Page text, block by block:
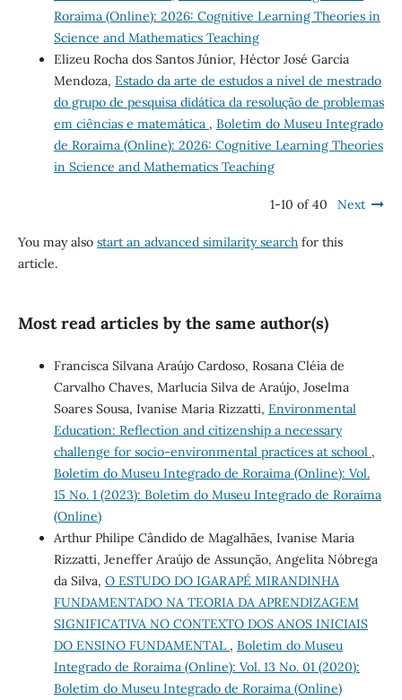
Roraima (Online): 2026: Cognitive Learning Theories in
Science and Mathematics Teaching
Elizeu Rocha dos Santos Júnior, Héctor José García
Mendoza, Estado da arte de estudos a nível de mestrado
do grupo de pesquisa didática da resolução de problemas
em ciências e matemática , Boletim do Museu Integrado
de Roraima (Online): 2026: Cognitive Learning Theories
in Science and Mathematics Teaching
1-10 of 40 Next
You may also start an advanced similarity searchfor this
article.
Most read articles by the same author(s)
Francisca Silvana Araújo Cardoso, Rosana Cléia de
Carvalho Chaves, Marlucia Silva de Araújo, Joselma
Soares Sousa, Ivanise Maria Rizzatti, Environmental
Education: Reflection and citizenship a necessary
challenge for socio-environmental practices at school ,
Boletim do Museu Integrado de Roraima (Online): Vol.
15 No. 1 (2023): Boletim do Museu Integrado de Roraima
(Online)
Arthur Philipe Cândido de Magalhães, Ivanise Maria
Rizzatti, Jeneffer Araújo de Assunção, Angelita Nóbrega
da Silva, O ESTUDO DO IGARAPÉ MIRANDINHA
FUNDAMENTADO NA TEORIA DA APRENDIZAGEM
SIGNIFICATIVA NO CONTEXTO DOS ANOS INICIAIS
DO ENSINO FUNDAMENTAL , Boletim do Museu
Integrado de Roraima (Online): Vol. 13 No. 01 (2020):
Boletim do Museu Integrado de Roraima (Online)